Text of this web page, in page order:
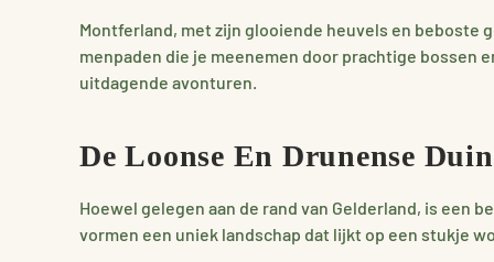
Montferland, met zijn glooiende heuvels en
menpaden die je meenemen door prachtige bossen
uitdagende avonturen.
De Loonse En Drunense
Hoewel gelegen aan de rand van Gelderland, is een
vormen een uniek landschap dat lijkt op een stukje